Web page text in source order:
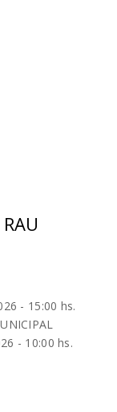
- 15:00 hs.
- 10:00 hs.